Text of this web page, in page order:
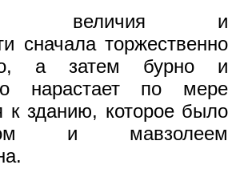
величия и
сначала торжественно
а затем бурно и
нарастает по мере
к зданию, которое было
и мавзолеем